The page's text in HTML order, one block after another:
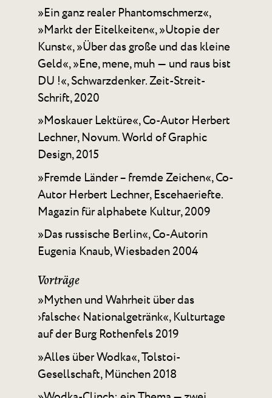
»Ein ganz realer Phantomschmerz«,
»Markt der Eitelkeiten«, »Utopie der
Kunst«, »Über das große und das ­kleine
Geld«, »Ene, mene, muh — und raus bist
DU !«, Schwarzdenker. Zeit-Streit-
Schrift, 2020
»Moskauer Lektüre«, Co-Autor Herbert
Lechner, Novum. World of Graphic
Design, 2015
»Fremde Länder – fremde Zeichen«, Co-
Autor Herbert Lechner, Escehaeriefte.
Magazin für alphabete Kultur, 2009
»Das russische Berlin«, Co-Autorin
Eugenia Knaub, Wiesbaden 2004
Vorträge
»Mythen und Wahrheit über das
›falsche‹ Nationalgetränk«, Kulturtage
auf der Burg Rothenfels 2019
»Alles über Wodka«, Tolstoi-
Gesellschaft, München 2018